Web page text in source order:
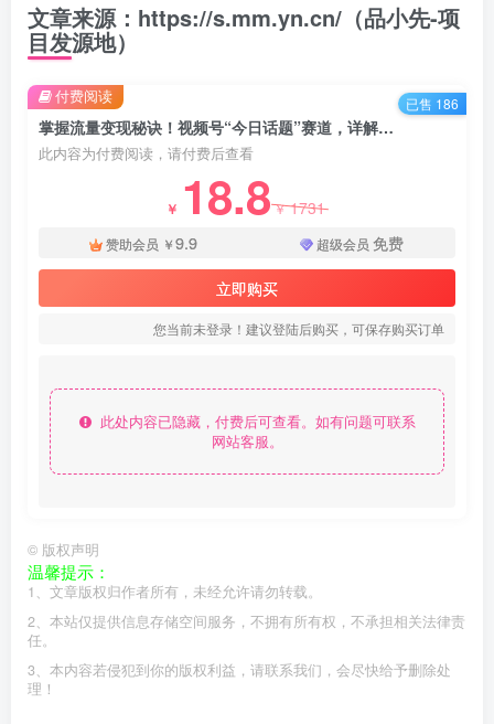
文章来源：https://s.mm.yn.cn/（品小先-项
目发源地）
掌握流量变现秘诀！视频号“今日话题”赛道，详解教学一体化实操玩法，助你轻松日入300+ - 资源之家
此内容为付费阅读，请付费后查看
￥ 18.8￥1731
赞助会员 ￥9.9 超级会员 免费
立即购买
您当前未登录！建议登陆后购买，可保存购买订单
此处内容已隐藏，付费后可查看。如有问题可联系
网站客服。
付费阅读 已售 186
© 版权声明
温馨提示：
1、文章版权归作者所有，未经允许请勿转载。
2、本站仅提供信息存储空间服务，不拥有所有权，不承担相关法律责
任。
3、本内容若侵犯到你的版权利益，请联系我们，会尽快给予删除处
理！